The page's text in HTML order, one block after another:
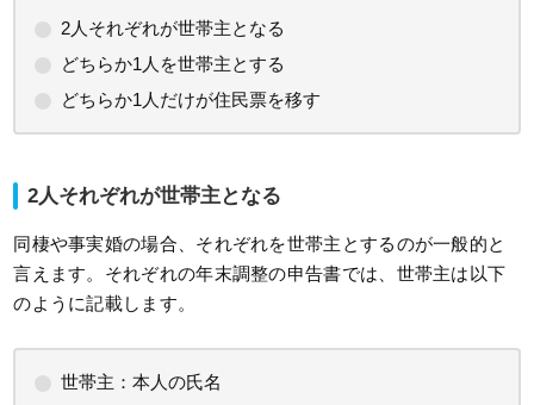
2人それぞれが世帯主となる
どちらか1人を世帯主とする
どちらか1人だけが住民票を移す
2人それぞれが世帯主となる
同棲や事実婚の場合、それぞれを世帯主とするのが一般的と
言えます。それぞれの年末調整の申告書では、世帯主は以下
のように記載します。
世帯主：本人の氏名